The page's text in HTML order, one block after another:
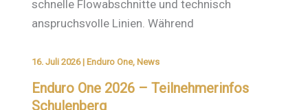
schnelle Flowabschnitte und technisch
anspruchsvolle Linien. Während
16. Juli 2026 | Enduro One, News
Enduro One 2026 – Teilnehmerinfos
Schulenberg